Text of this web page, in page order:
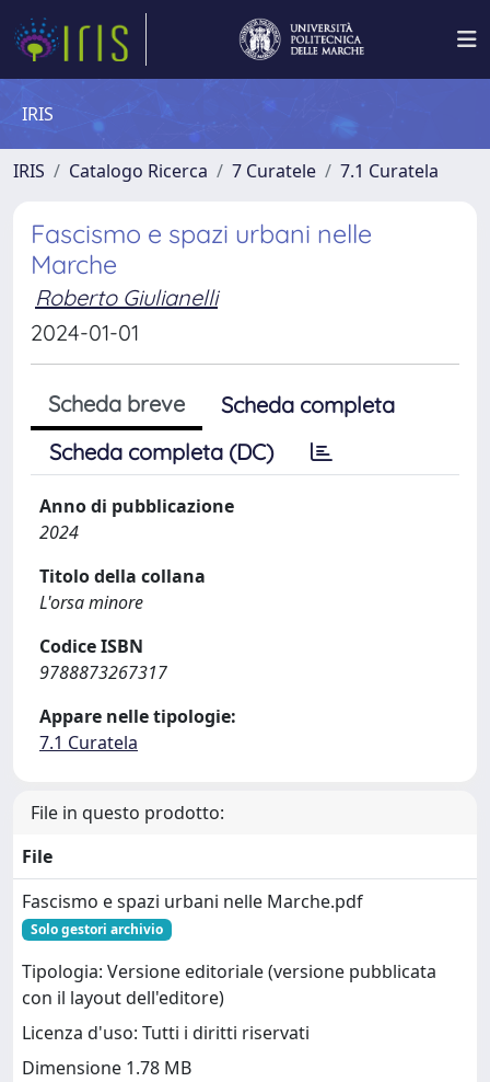
IRIS
IRIS Catalogo Ricerca 7 Curatele 7.1 Curatela
Fascismo e spazi urbani nelle
Marche
Roberto Giulianelli
2024-01-01
Scheda breve
Scheda completa
Scheda completa (DC)
Anno di pubblicazione
2024
Titolo della collana
L'orsa minore
Codice ISBN
9788873267317
Appare nelle tipologie:
7.1 Curatela
File in questo prodotto:
File
Fascismo e spazi urbani nelle Marche.pdf
Solo gestori archivio
Tipologia: Versione editoriale (versione pubblicata
con il layout dell'editore)
Licenza d'uso: Tutti i diritti riservati
Dimensione 1.78 MB